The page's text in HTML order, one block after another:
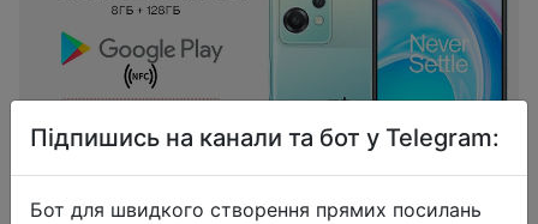
Підпишись на канали та бот у Telegram:
Бот для швидкого створення прямих посилань